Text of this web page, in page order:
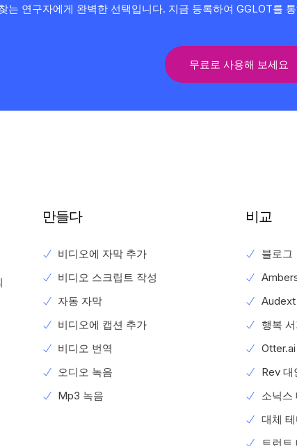
는 연구자에게 완벽한 선택입니다. 지금 등록하여 GGLOT를
무료로 사용해 보세요
만들다
비디오에 자막 추가
비디오 스크립트 작성
자동 자막
비디오에 캡션 추가
비디오 번역
오디오 녹음
Mp3 녹음
비교
블로그
행복
Rev 대
소닉스
대체
트런트